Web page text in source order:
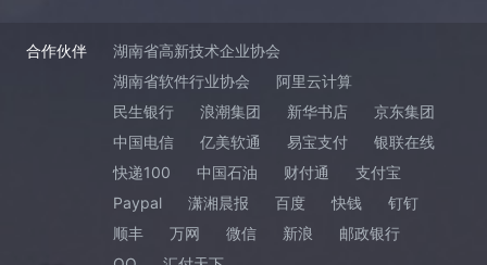
合作伙伴
湖南省高新技术企业协会
湖南省软件行业协会
阿里云计算
民生银行
浪潮集团 新华书店
京东集团
中国电信
亿美软通 易宝支付
银联在线
快递100
中国石油 财付通
支付宝
Paypal
潇湘晨报 百度 快钱
钉钉
顺丰
万网 微信 新浪
邮政银行